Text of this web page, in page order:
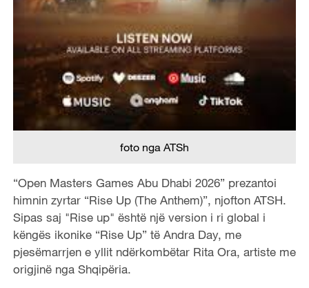
foto nga ATSh
“Open Masters Games Abu Dhabi 2026” prezantoi
himnin zyrtar “Rise Up (The Anthem)”, njofton ATSH.
Sipas saj "Rise up" është një version i ri global i
këngës ikonike “Rise Up” të Andra Day, me
pjesëmarrjen e yllit ndërkombëtar Rita Ora, artiste me
origjinë nga Shqipëria.